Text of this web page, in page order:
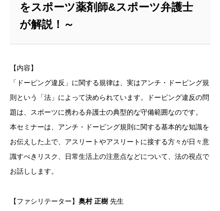
をスポーツ薬剤師&スポーツ弁護士
が解説！～
【内容】
「ドーピング違反」に関する規律は、実はアンチ・ドーピング規
則という「法」によって決められています。ドーピング違反の問
題は、スポーツに携わる弁護士の典型的な守備範囲なのです。
本セミナーは、アンチ・ドーピング規則に関する基本的な知識を
お伝えした上で、アスリートやアスリートに接する方々が日々意
識すべきリスク、日常生活上の注意点などについて、法の視点で
お話しします。
【ファシリテーター】 奥村 正樹 先生